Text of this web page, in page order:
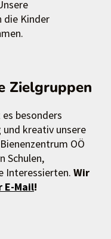
Kinder
Zielgruppen
besonders
kreativ unsere
OÖ
Schulen,
Interessierten. Wir
E-Mail!